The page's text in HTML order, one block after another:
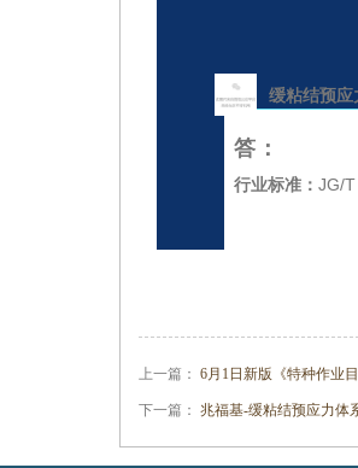
缓粘结预应
答 ：
行业标准： JG/T
上一篇： 6月1日新版《特种作业
下一篇： 兆福基-缓粘结预应力体